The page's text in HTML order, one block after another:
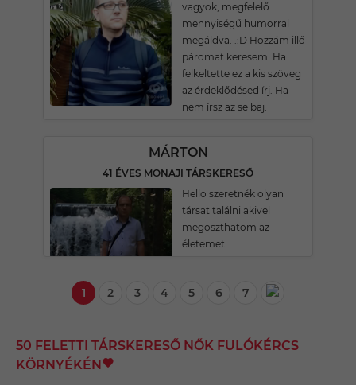
vagyok, megfelelő
mennyiségű humorral
megáldva. .:D Hozzám illő
páromat keresem. Ha
felkeltette ez a kis szöveg
az érdeklődésed írj. Ha
nem írsz az se baj.
MÁRTON
41 ÉVES MONAJI TÁRSKERESŐ
Hello szeretnék olyan
társat találni akivel
megoszthatom az
életemet
1 2 3 4 5 6 7
50 FELETTI TÁRSKERESŐ NŐK FULÓKÉRCS
KÖRNYÉKÉN